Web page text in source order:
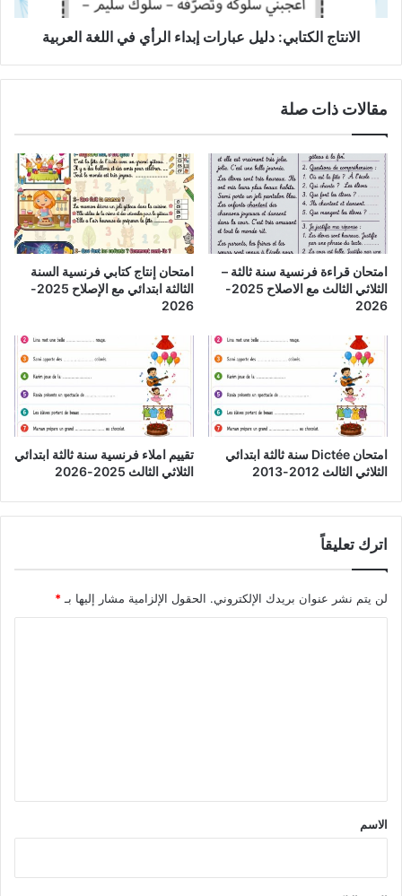
العربية
الانتاج الكتابي: دليل عبارات إبداء الرأي في اللغة العربية
مقالات ذات صلة
امتحان قراءة فرنسية سنة ثالثة –
الثلاثي الثالث مع الاصلاح 2025-
2026
امتحان إنتاج كتابي فرنسية السنة
الثالثة ابتدائي مع الإصلاح 2025-
2026
امتحان Dictée سنة ثالثة ابتدائي
الثلاثي الثالث 2012-2013
تقييم املاء فرنسية سنة ثالثة ابتدائي
الثلاثي الثالث 2025-2026
اترك تعليقاً
لن يتم نشر عنوان بريدك الإلكتروني. الحقول الإلزامية مشار إليها بـ *
*
الاسم